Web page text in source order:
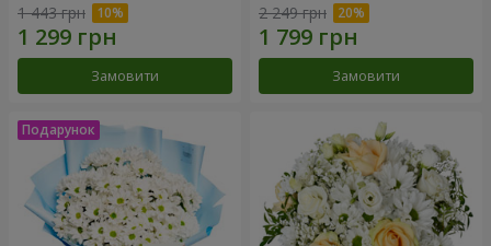
1 443 грн
Замовити
2 249 грн
Замовити